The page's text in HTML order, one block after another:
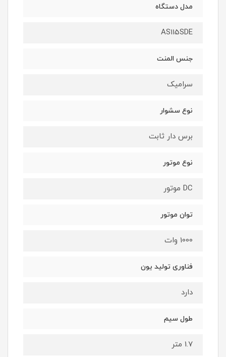
مدل دستگاه
AS115SDE
جنس المنت
سرامیک
نوع سشوار
برس دار ثابت
نوع موتور
DC موتور
توان موتور
1000 وات
فناوری تولید یون
دارد
طول سیم
1.7 متر